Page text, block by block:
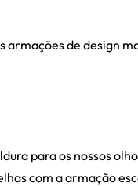
de design
para os nossos
com a armação